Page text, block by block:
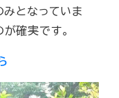
みとなっていま
確実です。